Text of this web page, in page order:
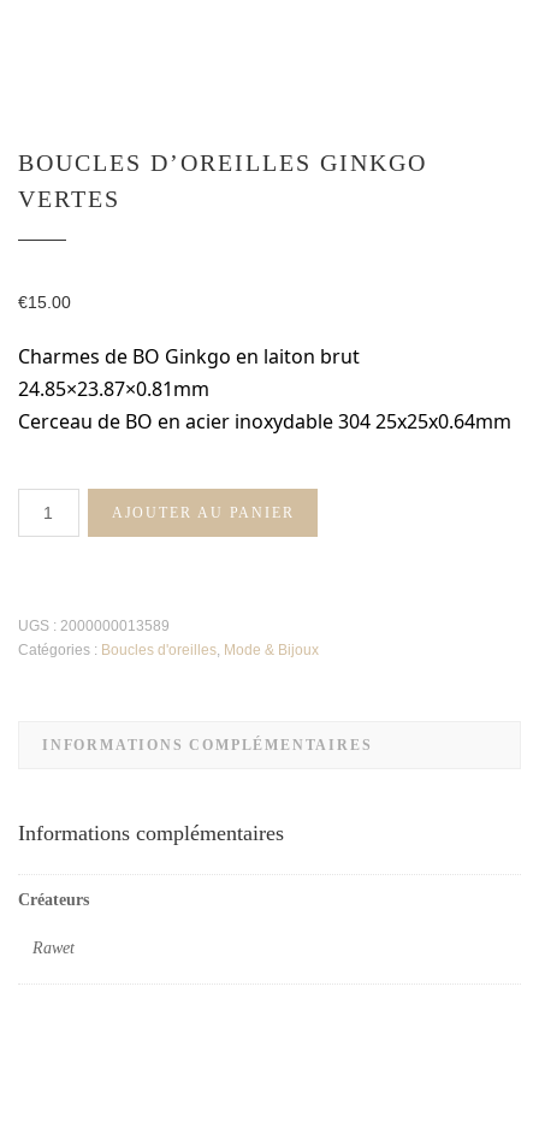
BOUCLES D’OREILLES GINKGO
VERTES
€15.00
Charmes de BO Ginkgo en laiton brut
24.85×23.87×0.81mm
Cerceau de BO en acier inoxydable 304 25x25x0.64mm
vertes
AJOUTER AU PANIER
UGS : 2000000013589
Catégories : Boucles d'oreilles Mode & Bijoux
INFORMATIONS COMPLÉMENTAIRES
Informations complémentaires
Créateurs
Rawet